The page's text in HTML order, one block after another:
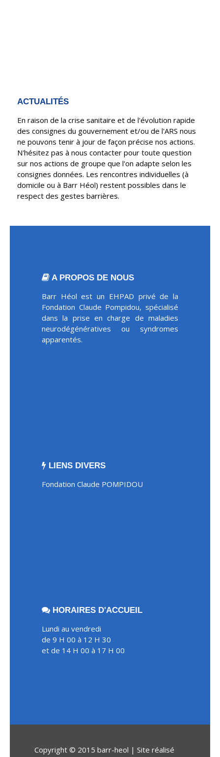
ACTUALITÉS
En raison de la crise sanitaire et de l'évolution rapide
des consignes du gouvernement et/ou de l'ARS nous
ne pouvons tenir à jour de façon précise nos actions.
N'hésitez pas à nous contacter pour toute question
sur nos actions de groupe que l'on adapte selon les
consignes données. Les rencontres individuelles (à
domicile ou à Barr Héol) restent possibles dans le
respect des gestes barrières.
A PROPOS DE NOUS
Barr Héol est un EHPAD privé de la
Fondation Claude Pompidou, spécialisé
dans la prise en charge de maladies
neurodégénératives ou syndromes
apparentés.
LIENS DIVERS
Fondation Claude POMPIDOU
HORAIRES D'ACCUEIL
Lundi au vendredi
de 9 H 00 à 12 H 30
et de 14 H 00 à 17 H 00
Copyright © 2015 barr-heol | Site réalisé